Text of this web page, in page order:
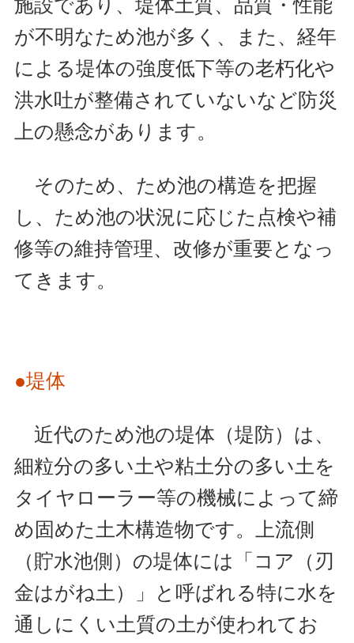
が不明なため池が多く、また、経年
による堤体の強度低下等の老朽化や
洪水吐が整備されていないなど防災
上の懸念があります。
そのため、ため池の構造を把握
し、ため池の状況に応じた点検や補
修等の維持管理、改修が重要となっ
てきます。
●堤体
近代のため池の堤体（堤防）は、
細粒分の多い土や粘土分の多い土を
タイヤローラー等の機械によって締
め固めた土木構造物です。上流側
（貯水池側）の堤体には「コア（刃
金はがね土）」と呼ばれる特に水を
通しにくい土質の土が使われてお